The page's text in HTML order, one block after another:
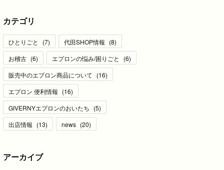
カテゴリ
ひとりごと (7) 代田SHOP情報 (8)
お稽古 (6) エプロンの悩み/困りごと (6)
販売中のエプロン商品について (16)
エプロン 便利情報 (16)
GIVERNYエプロンのおいたち (5)
出店情報 (13) news (20)
アーカイブ